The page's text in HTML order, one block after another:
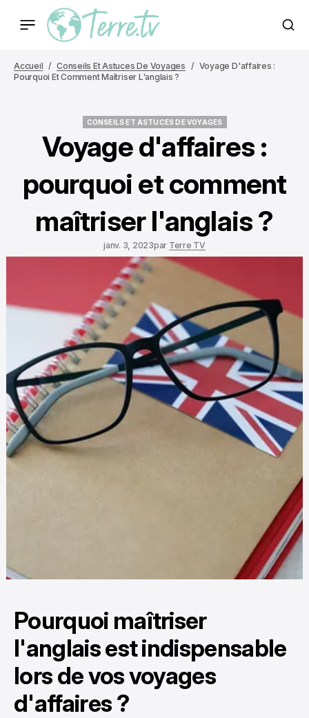
Accueil Conseils Et Astuces De Voyages
Voyage D'affaires :
Pourquoi Et Comment Maîtriser L'anglais ?
CONSEILS ET ASTUCES DE VOYAGES
Voyage d'affaires :
pourquoi et comment
maîtriser l'anglais ?
janv. 3, 2023par Terre TV
Pourquoi maîtriser
l'anglais est indispensable
lors de vos voyages
d'affaires ?